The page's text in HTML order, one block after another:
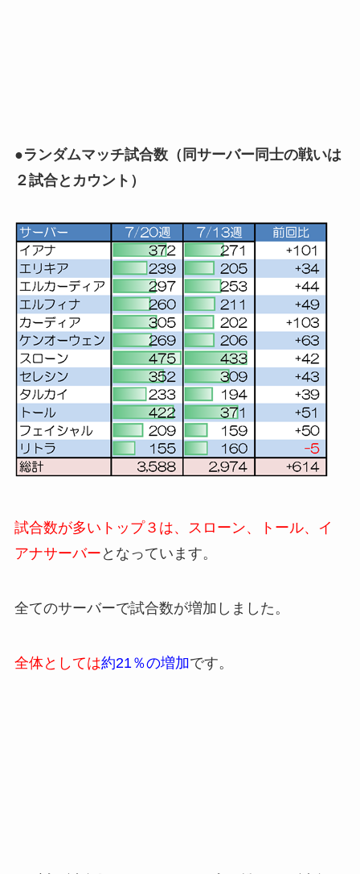
●ランダムマッチ試合数（同サーバー同士の戦いは
２試合とカウント）
試合数が多いトップ３は、スローン、トール、イ
アナサーバー となっています。
全てのサーバーで試合数が増加しました。
全体としては約21％の増加です。